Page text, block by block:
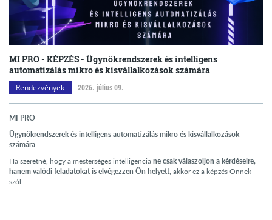
MI PRO - KÉPZÉS - Ügynökrendszerek és intelligens
automatizálás mikro és kisvállalkozások számára
Rendezvények 2026. július 09.
MI PRO
Ügynökrendszerek és intelligens automatizálás mikro és kisvállalkozások
számára
Ha szeretné, hogy a mesterséges intelligencia ne csak válaszoljon a kérdéseire,
hanem valódi feladatokat is elvégezzen Ön helyett, akkor ez a képzés Önnek
szól.